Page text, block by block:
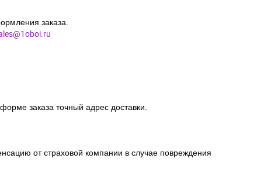
заказа.
заказа точный адрес доставки.
от страховой компании в случае повреждения